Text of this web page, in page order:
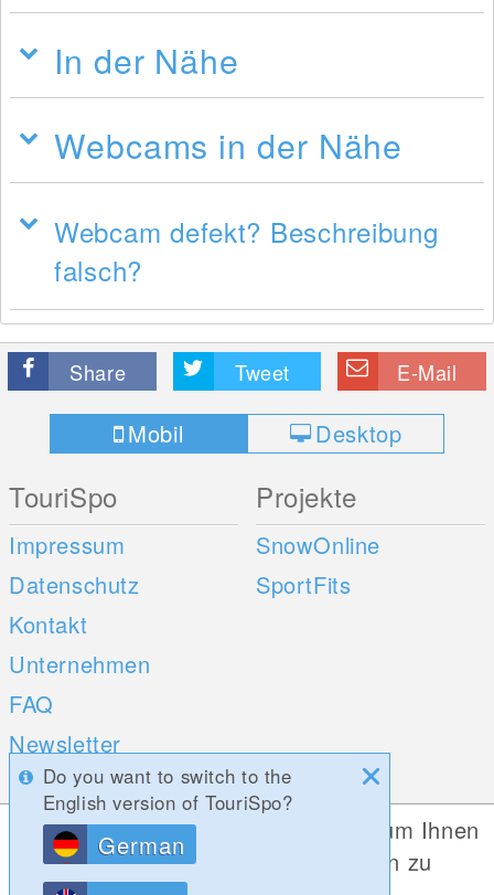
In der Nähe
Webcams in der Nähe
Webcam defekt? Beschreibung
falsch?
Share Tweet E-Mail
Mobil Desktop
TouriSpo
Impressum
Datenschutz
Kontakt
Unternehmen
FAQ
Newsletter
Umfragen
Projekte
SnowOnline
SportFits
Mobile Apps Social Web
Do you want to switch to the
English version of TouriSpo?
German
Diese Website verwendet Cookies, um Ihnen
die bestmögliche Funktionalität bieten zu